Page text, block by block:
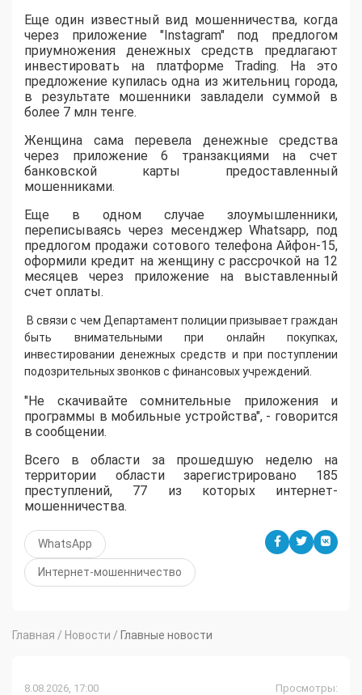
Еще один известный вид мошенничества, когда
через приложение "Instagram" под предлогом
приумножения денежных средств предлагают
инвестировать на платформе Trading. На это
предложение купилась одна из жительниц города,
в результате мошенники завладели суммой в
более 7 млн тенге.
Женщина сама перевела денежные средства
через приложение 6 транзакциями на счет
банковской карты предоставленный
мошенниками.
​Еще в одном случае злоумышленники,
переписываясь через месенджер Whatsapp, под
предлогом продажи сотового телефона Айфон-15,
оформили кредит на женщину с рассрочкой на 12
месяцев через приложение на выставленный
счет оплаты.
​В связи с чем Департамент полиции призывает граждан
быть внимательными при онлайн покупках,
инвестировании денежных средств и при поступлении
подозрительных звонков с финансовых учреждений.
"Не скачивайте сомнительные приложения и
программы в мобильные устройства", - говорится
в сообщении.
Всего в области за прошедшую неделю на
территории области зарегистрировано 185
преступлений, 77 из которых интернет-
мошенничества.
WhatsApp
Интернет-мошенничество
Главная / Новости / Главные новости
8.08.2026, 17:00 Просмотры: